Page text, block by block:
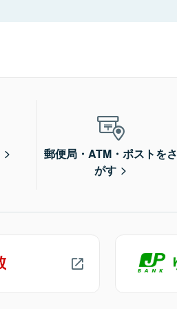
郵便局・ATM・ポストをさ
がす